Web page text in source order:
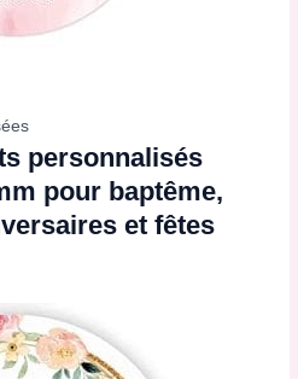
personnalisés
pour baptême,
et fêtes